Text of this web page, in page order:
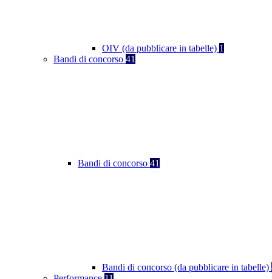
OIV (da pubblicare in tabelle) 1
Bandi di concorso 41
Bandi di concorso 41
Bandi di concorso (da pubblicare in tabelle)